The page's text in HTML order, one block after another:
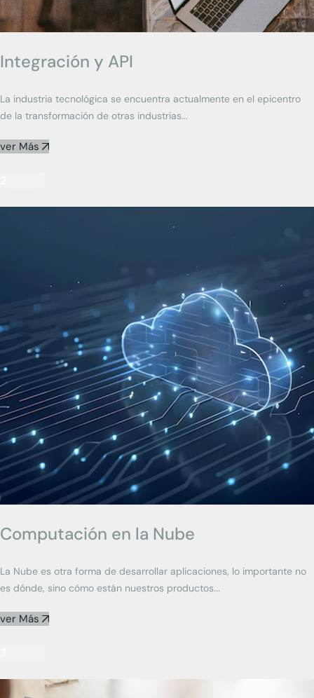
Integración y API
La industria tecnológica se encuentra actualmente en el epicentro
de la transformación de otras industrias...
ver Más
Computación en la Nube
La Nube es otra forma de desarrollar aplicaciones, lo importante no
es dónde, sino cómo están nuestros productos...
ver Más